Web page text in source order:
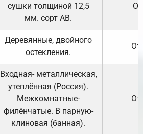
сушки толщиной 12,5
мм. сорт АВ.
Деревянные, двойного
остекления.
Входная- металлическая,
утеплённая (Россия).
Межкомнатные-
филёнчатые. В парную-
клиновая (банная).